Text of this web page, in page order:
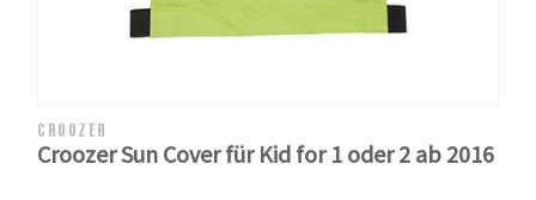
CROOZER
Croozer Sun Cover für Kid for 1 oder 2 ab 2016